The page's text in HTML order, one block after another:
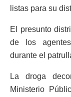
listas para su
El presunto
de los
durante el
La droga
Ministerio